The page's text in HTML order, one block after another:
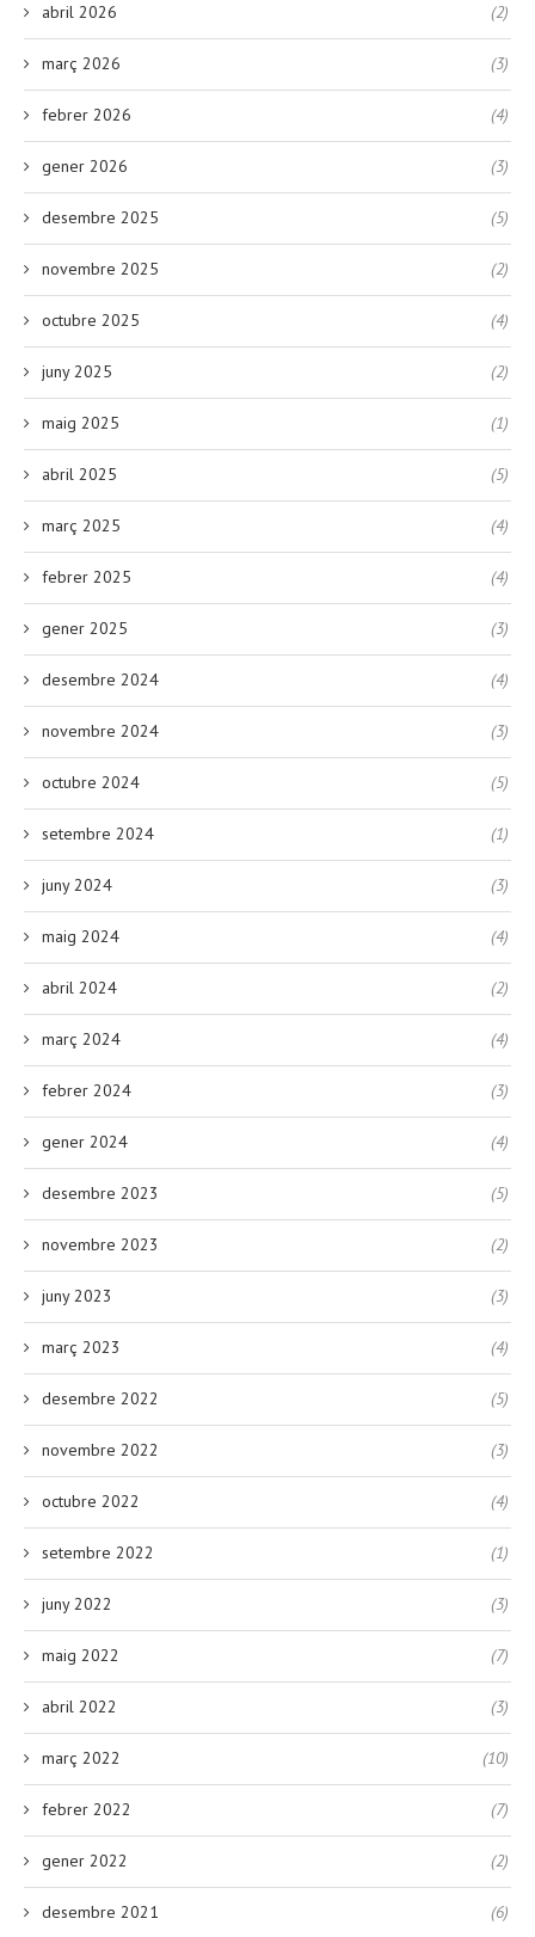
abril 2026 (2)
març 2026 (3)
febrer 2026 (4)
gener 2026 (3)
desembre 2025 (5)
novembre 2025 (2)
octubre 2025 (4)
juny 2025 (2)
maig 2025 (1)
abril 2025 (5)
març 2025 (4)
febrer 2025 (4)
gener 2025 (3)
desembre 2024 (4)
novembre 2024 (3)
octubre 2024 (5)
setembre 2024 (1)
juny 2024 (3)
maig 2024 (4)
abril 2024 (2)
març 2024 (4)
febrer 2024 (3)
gener 2024 (4)
desembre 2023 (5)
novembre 2023 (2)
juny 2023 (3)
març 2023 (4)
desembre 2022 (5)
novembre 2022 (3)
octubre 2022 (4)
setembre 2022 (1)
juny 2022 (3)
maig 2022 (7)
abril 2022 (3)
març 2022 (10)
febrer 2022 (7)
gener 2022 (2)
desembre 2021 (6)